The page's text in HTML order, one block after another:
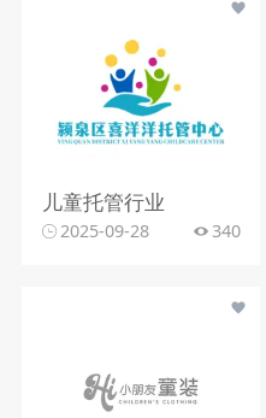
儿童托管行业
2025-09-28 340